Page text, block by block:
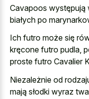
Cavapoos
białych po
Ich futro może się
kręcone futro pudla,
proste futro Cavalier
Niezależnie od
mają słodki wyraz